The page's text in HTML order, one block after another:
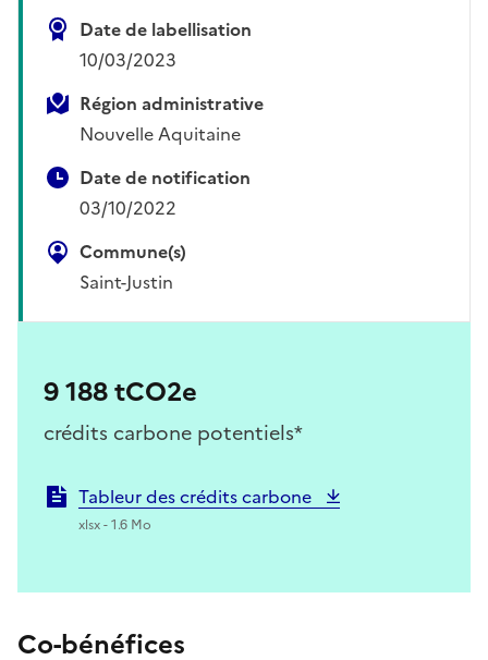
Date de labellisation
10/03/2023
Région administrative
Nouvelle Aquitaine
Date de notification
03/10/2022
Commune(s)
Saint-Justin
9 188 tCO2e
crédits carbone potentiels*
Tableur des crédits carbone
xlsx - 1.6 Mo
Co-bénéfices